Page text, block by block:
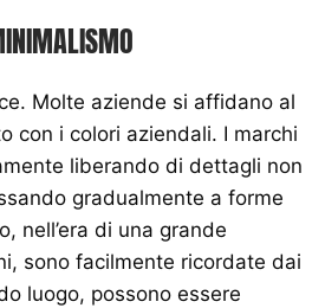
Molte aziende si affidano al
con i colori aziendali. I marchi
liberando di dettagli non
gradualmente a forme
nell’era di una grande
sono facilmente ricordate dai
luogo, possono essere